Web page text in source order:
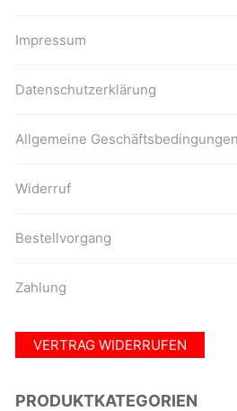
Impressum
Datenschutzerklärung
Allgemeine Geschäftsbedingungen
Widerruf
Bestellvorgang
Zahlung
VERTRAG WIDERRUFEN
PRODUKTKATEGORIEN